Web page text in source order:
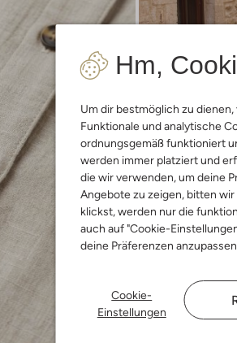
Hm,
Um dir bestmöglich zu
Funktionale und analytische
ordnungsgemäß funktioniert
werden immer platziert und
die wir verwenden, um deine
Angebote zu zeigen, bitten
klickst, werden nur die
auch auf "Cookie-
deine Präferenzen
Cookie-
Einstellungen